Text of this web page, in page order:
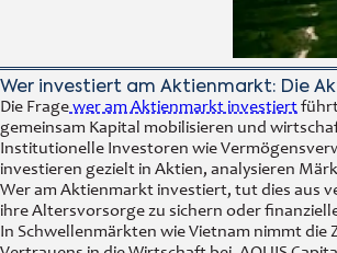
Wer investiert am Aktienmarkt: Die
Die Fragewer am Aktienmarkt investiert
gemeinsam Kapital mobilisieren und
Institutionelle Investoren wie
investieren gezielt in Aktien, analysieren
Wer am Aktienmarkt investiert, tut dies aus
ihre Altersvorsorge zu sichern oder
In Schwellenmärkten wie Vietnam nimmt